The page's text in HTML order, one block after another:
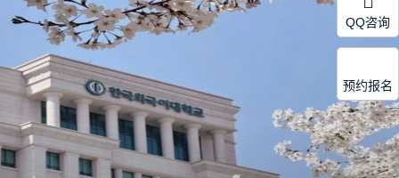
QQ咨询
预约报名